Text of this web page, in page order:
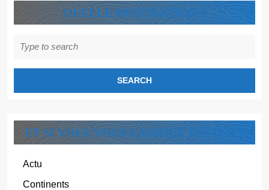
QUELLE DESTINATION ?
for:
ET SI VOUS VOUS LAISSIEZ TENTER ?
Actu
Continents